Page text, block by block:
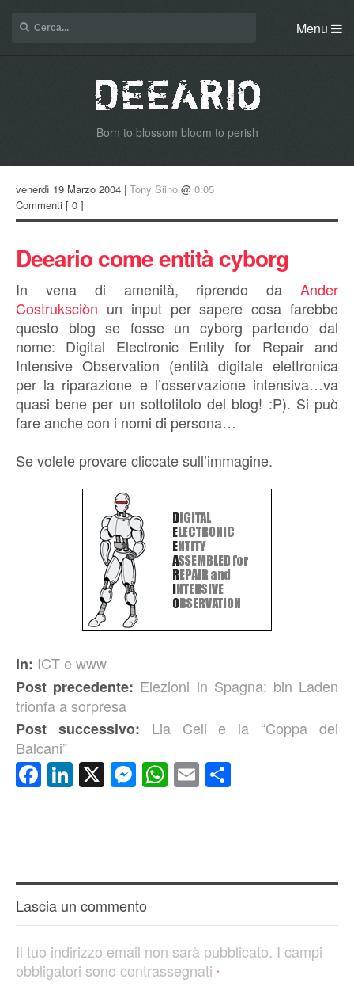
Menu
Born to blossom bloom to perish
venerdì 19 Marzo 2004 | Tony Siino @ 0:05
Commenti [ 0 ]
Deeario come entità cyborg
In vena di amenità, riprendo da Ander
Costruksciòn un input per sapere cosa farebbe
questo blog se fosse un cyborg partendo dal
nome: Digital Electronic Entity for Repair and
Intensive Observation (entità digitale elettronica
per la riparazione e l’osservazione intensiva…va
quasi bene per un sottotitolo del blog! :P). Si può
fare anche con i nomi di persona…
Se volete provare cliccate sull’immagine.
In: ICT e www
Post precedente: Elezioni in Spagna: bin Laden
trionfa a sorpresa
Post successivo: Lia Celi e la “Coppa dei
Balcani”
Facebook
LinkedIn
X Messenger
WhatsApp
Email
Lascia un commento
Il tuo indirizzo email non sarà pubblicato. I campi
obbligatori sono contrassegnati *